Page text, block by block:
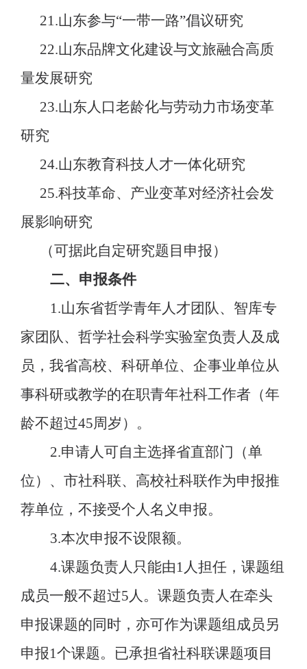
21.山东参与“一带一路”倡议研究
22.山东品牌文化建设与文旅融合高质
量发展研究
23.山东人口老龄化与劳动力市场变革
研究
24.山东教育科技人才一体化研究
25.科技革命、产业变革对经济社会发
展影响研究
（可据此自定研究题目申报）
二、申报条件
1.山东省哲学青年人才团队、智库专
家团队、哲学社会科学实验室负责人及成
员，我省高校、科研单位、企事业单位从
事科研或教学的在职青年社科工作者（年
龄不超过45周岁）。
2.申请人可自主选择省直部门（单
位）、市社科联、高校社科联作为申报推
荐单位，不接受个人名义申报。
3.本次申报不设限额。
4.课题负责人只能由1人担任，课题组
成员一般不超过5人。课题负责人在牵头
申报课题的同时，亦可作为课题组成员另
申报1个课题。已承担省社科联课题项目